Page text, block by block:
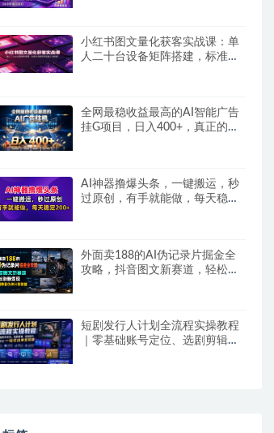
小红书图文量化获客实战课：单
人二十台设备矩阵搭建，标准化
全网最稳收益最高的AI智能广告
挂G项目，日入400+，真正的躺
AI神器撸爆头条，一键搬运，秒
过原创，有手就能做，每天稳定
外面卖188的AI伪记录片掘金全
攻略，抖音图文新赛道，轻松涨
短剧发行人计划全流程实操教程
｜零基础账号定位、选剧剪辑、